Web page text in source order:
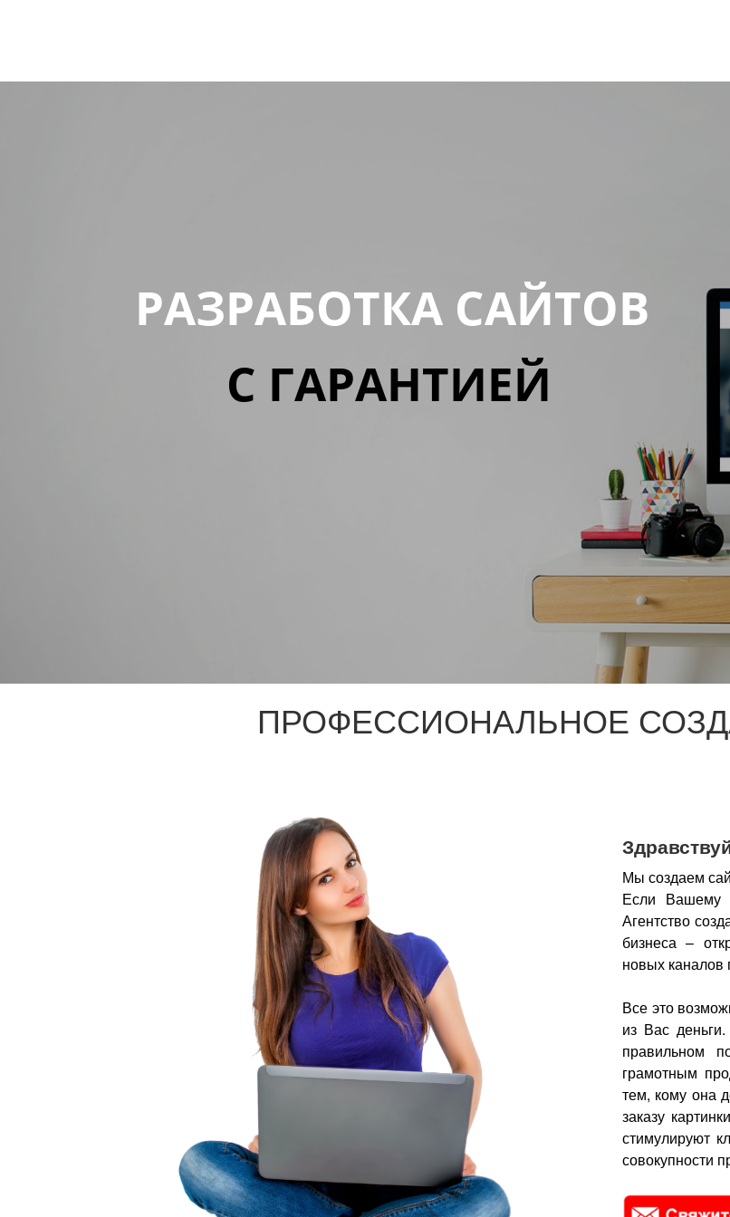
РАЗРАБОТКА САЙТОВ
С ГАРАНТИЕЙ
ПРОФЕССИОНАЛЬНОЕ
Мы создаем
Если Вашему
Агентство
бизнеса –
новых каналов
Все это
из Вас деньги.
правильном
грамотным
тем, кому она
заказу
стимулируют
совокупности